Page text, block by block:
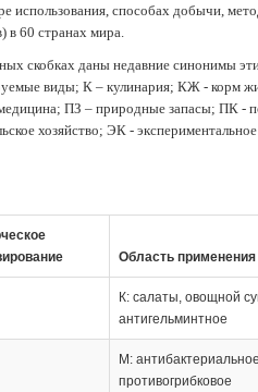
использования, способах добычи,
в 60 странах мира.
скобках даны недавние синонимы
виды; К – кулинария; КЖ - корм
ПЗ – природные запасы; ПК -
хозяйство; ЭК - экспериментальное
Область применения
К: салаты, овощной
антигельминтное
М:
противогрибковое